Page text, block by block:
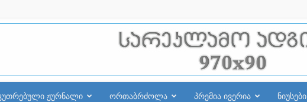
ჟურნალი ორთაბრძოლა პრემია ივერია ნიუსები